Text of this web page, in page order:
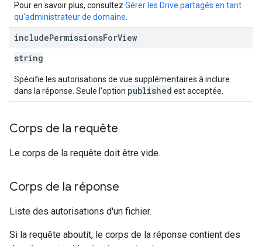
Pour en savoir plus, consultez Gérer les Drive partagés en tant
qu'administrateur de domaine
includePermissionsForView
string
Spécifie les autorisations de vue supplémentaires à inclure
dans la réponse. Seule l'option published est acceptée.
Corps de la requête
Le corps de la requête doit être vide.
Corps de la réponse
Liste des autorisations d'un fichier.
Si la requête aboutit, le corps de la réponse contient des